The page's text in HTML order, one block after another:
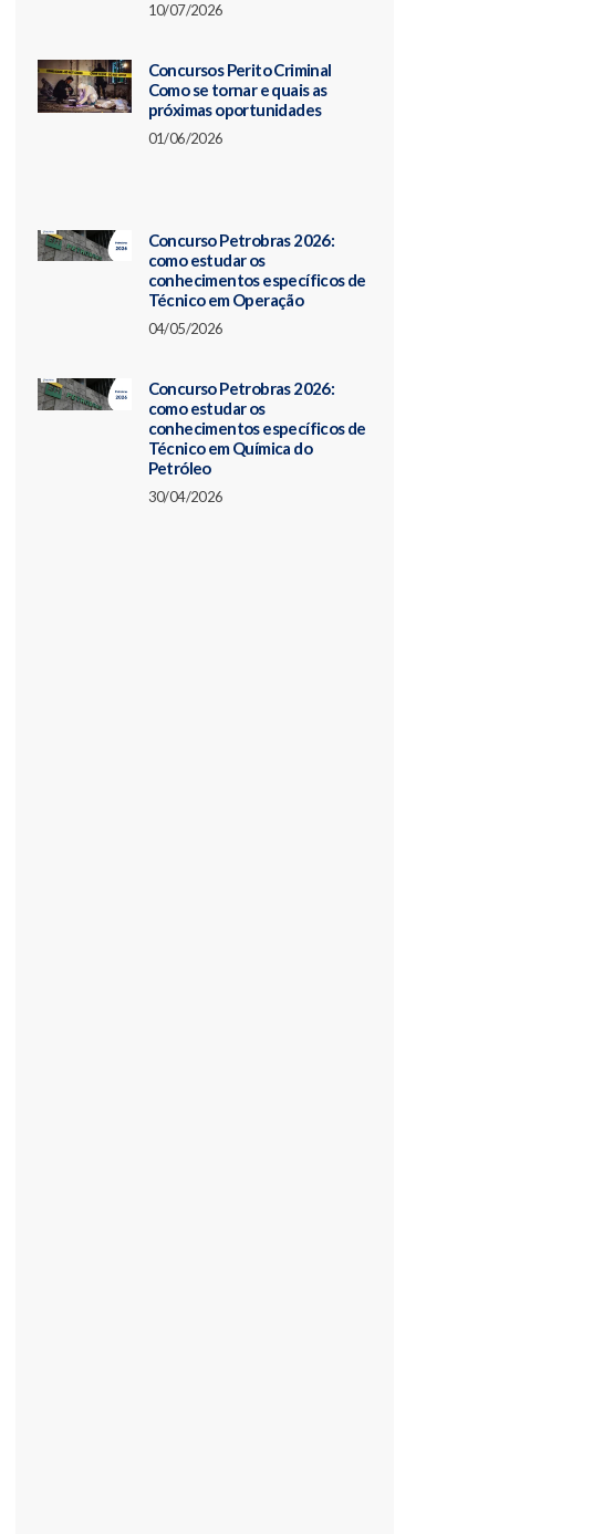
10/07/2026
Concursos Perito Criminal
Como se tornar e quais as
próximas oportunidades
01/06/2026
Concurso Petrobras 2026:
como estudar os
conhecimentos específicos de
Técnico em Operação
04/05/2026
Concurso Petrobras 2026:
como estudar os
conhecimentos específicos de
Técnico em Química do
Petróleo
30/04/2026